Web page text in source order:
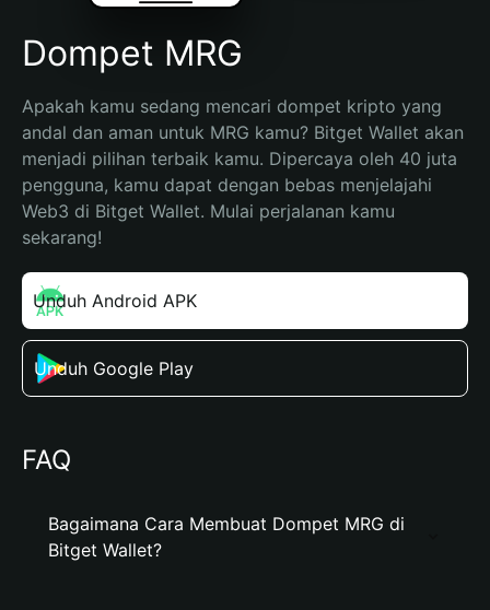
Dompet MRG
Apakah kamu sedang mencari dompet kripto yang
andal dan aman untuk MRG kamu? Bitget Wallet akan
menjadi pilihan terbaik kamu. Dipercaya oleh 40 juta
pengguna, kamu dapat dengan bebas menjelajahi
Web3 di Bitget Wallet. Mulai perjalanan kamu
sekarang!
Unduh Android APK
Unduh Google Play
FAQ
Bagaimana Cara Membuat Dompet MRG di
Bitget Wallet?